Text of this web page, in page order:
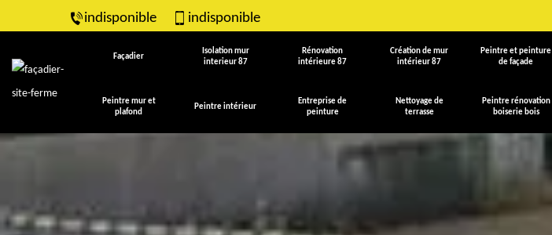
indisponible indisponible
Façadier
Isolation mur
interieur 87
Rénovation
intérieure 87
Création de mur
intérieur 87
Peintre et peinture
de façade
Peintre mur et
plafond
Peintre intérieur
Entreprise de
peinture
Nettoyage de
terrasse
Peintre rénovation
boiserie bois